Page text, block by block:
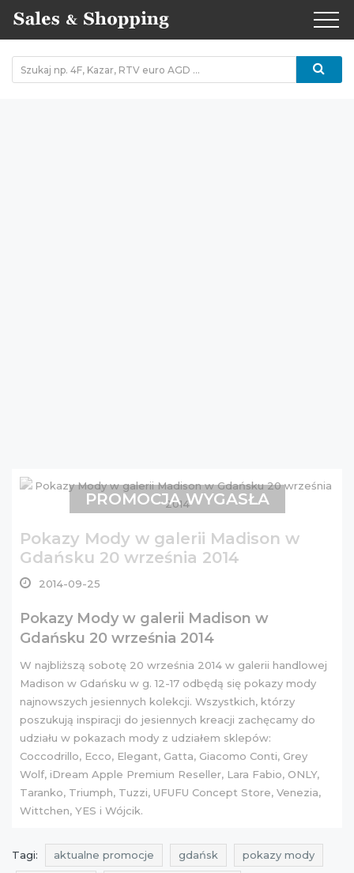
Pokazy Mody w galerii Madison w
Gdańsku 20 września 2014
2014-09-25
Pokazy Mody w galerii Madison w
Gdańsku 20 września 2014
W najbliższą sobotę 20 września 2014 w galerii handlowej
Madison w Gdańsku w g. 12-17 odbędą się pokazy mody
najnowszych jesiennych kolekcji. Wszystkich, którzy
poszukują inspiracji do jesiennych kreacji zachęcamy do
udziału w pokazach mody z udziałem sklepów:
Coccodrillo, Ecco, Elegant, Gatta, Giacomo Conti, Grey
Wolf, iDream Apple Premium Reseller, Lara Fabio, ONLY,
Taranko, Triumph, Tuzzi, UFUFU Concept Store, Venezia,
Wittchen, YES i Wójcik.
PROMOCJA WYGASŁA
Tagi: aktualne promocje gdańsk pokazy mody